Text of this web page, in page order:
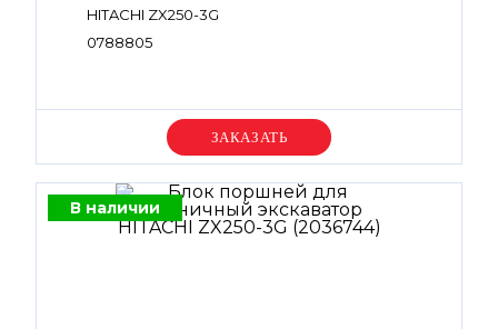
HITACHI ZX250-3G
0788805
Уточняйте цену
В наличии